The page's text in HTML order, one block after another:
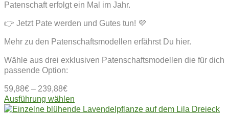
Patenschaft erfolgt ein Mal im Jahr.
👉 Jetzt Pate werden und Gutes tun! 💜
Mehr zu den Patenschaftsmodellen erfährst Du hier.
Wähle aus drei exklusiven Patenschaftsmodellen die für dich
passende Option:
59,88€ – 239,88€
Ausführung wählen
Produkt